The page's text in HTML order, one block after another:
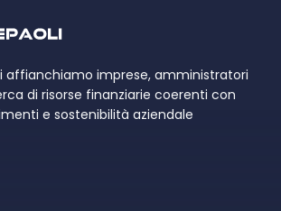
affianchiamo imprese, amministratori
di risorse finanziarie coerenti con
e sostenibilità aziendale